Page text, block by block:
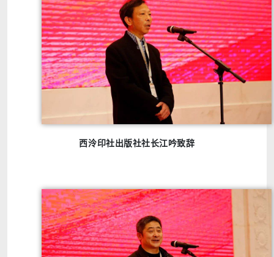
西泠印社出版社社长江吟致辞